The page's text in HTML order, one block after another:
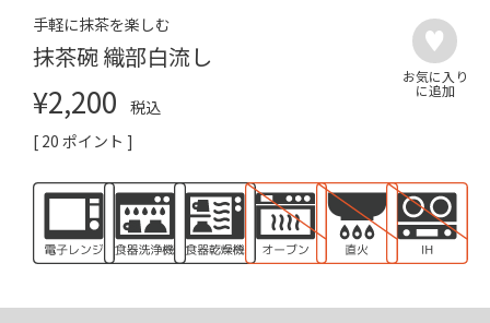
手軽に抹茶を楽しむ
抹茶碗 織部白流し
¥2,200
税込
[ 20 ポイント ]